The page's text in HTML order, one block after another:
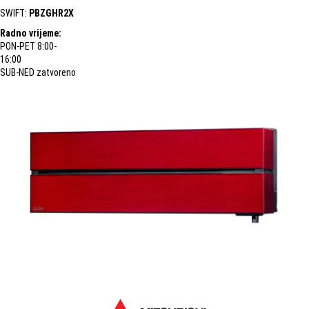
SWIFT: PBZGHR2X
Radno vrijeme:
PON-PET 8:00-
16:00
SUB-NED zatvoreno